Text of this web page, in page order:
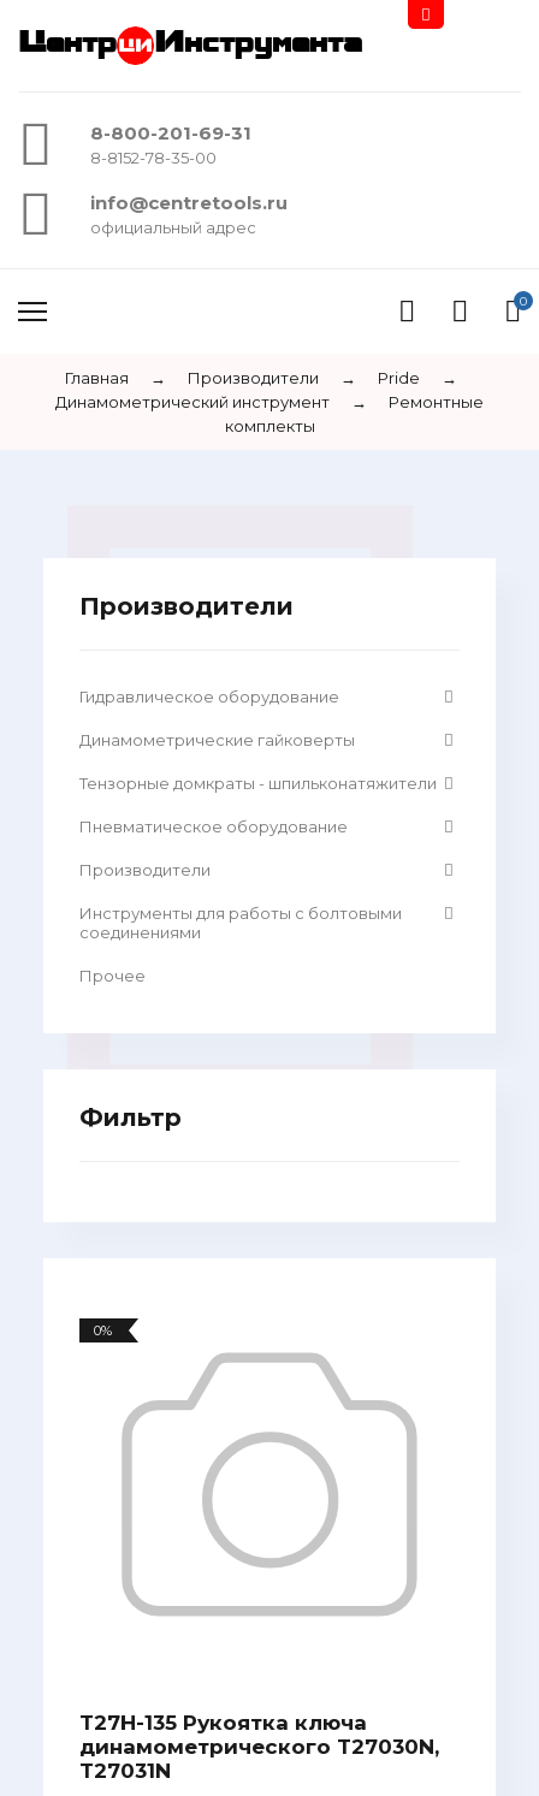
Центр Инструмента
8-800-201-69-31
8-8152-78-35-00
info@centretools.ru
официальный адрес
0
Главная → Производители → Pride
→
Динамометрический инструмент
→
Ремонтные
комплекты
Производители
Гидравлическое оборудование
Динамометрические гайковерты
Тензорные домкраты - шпильконатяжители
Пневматическое оборудование
Производители
Инструменты для работы с болтовыми
соединениями
Прочее
Фильтр
0%
T27H-135 Рукоятка ключа
динамометрического T27030N,
T27031N